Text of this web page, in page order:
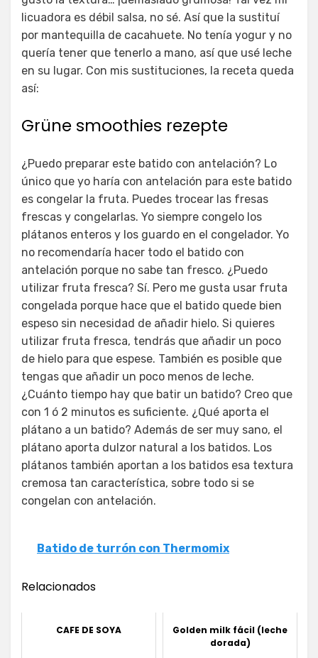
licuadora es débil salsa, no sé. Así que la sustituí
por mantequilla de cacahuete. No tenía yogur y no
quería tener que tenerlo a mano, así que usé leche
en su lugar. Con mis sustituciones, la receta queda
así:
Grüne smoothies rezepte
¿Puedo preparar este batido con antelación? Lo
único que yo haría con antelación para este batido
es congelar la fruta. Puedes trocear las fresas
frescas y congelarlas. Yo siempre congelo los
plátanos enteros y los guardo en el congelador. Yo
no recomendaría hacer todo el batido con
antelación porque no sabe tan fresco. ¿Puedo
utilizar fruta fresca? Sí. Pero me gusta usar fruta
congelada porque hace que el batido quede bien
espeso sin necesidad de añadir hielo. Si quieres
utilizar fruta fresca, tendrás que añadir un poco
de hielo para que espese. También es posible que
tengas que añadir un poco menos de leche.
¿Cuánto tiempo hay que batir un batido? Creo que
con 1 ó 2 minutos es suficiente. ¿Qué aporta el
plátano a un batido? Además de ser muy sano, el
plátano aporta dulzor natural a los batidos. Los
plátanos también aportan a los batidos esa textura
cremosa tan característica, sobre todo si se
congelan con antelación.
Batido de turrón con Thermomix
Relacionados
CAFE DE SOYA
Golden milk fácil (leche
dorada)